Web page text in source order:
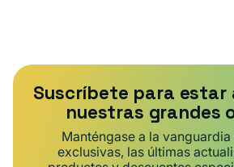
Suscríbete para
nuestras grandes
Manténgase a la
exclusivas, las últimas